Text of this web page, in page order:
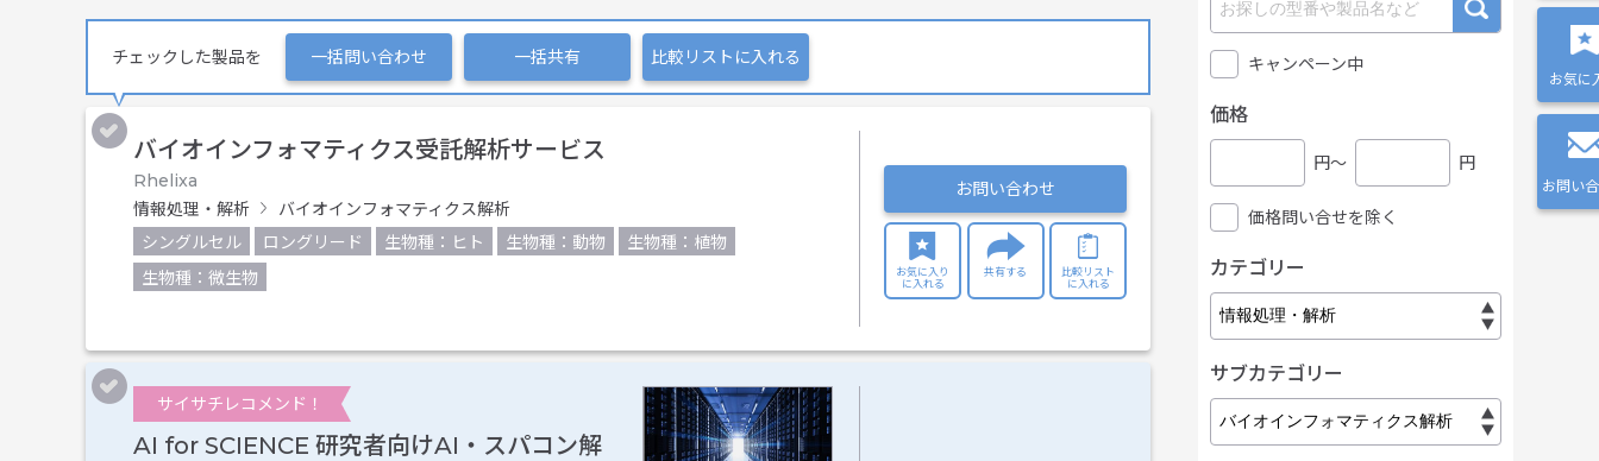
チェックした製品を 一括問い合わせ 一括共有 比較リストに入れる
バイオインフォマティクス受託解析サービス
Rhelixa
情報処理・解析
バイオインフォマティクス解析
シングルセル
ロングリード 生物種：ヒト 生物種：動物
生物種：植物
生物種：微生物
お問い合わせ
お気に入り
に入れる
共有する
比較リスト
に入れる
サイサチレコメンド！
AI for SCIENCE 研究者向けAI・スパコン解
お気に
お問い
キャンペーン中
価格
円〜 円
価格問い合せを除く
カテゴリー
サブカテゴリー